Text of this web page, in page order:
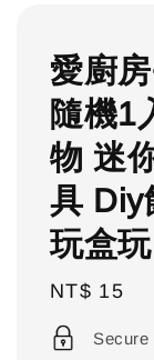
愛廚
隨機1
物 迷
具 Diy
玩盒玩
Regular
price
NT$ 15
Secure